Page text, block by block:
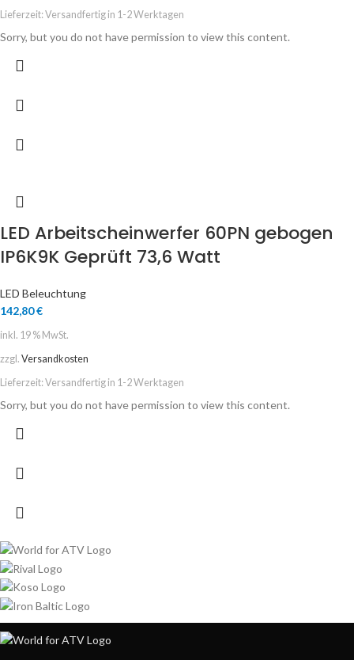
Lieferzeit: Versandfertig in 1-2 Werktagen
Sorry, but you do not have permission to view this content.
LED Arbeitscheinwerfer 60PN gebogen
IP6K9K Geprüft 73,6 Watt
LED Beleuchtung
142,80€
inkl. 19 % MwSt.
zzgl. Versandkosten
Lieferzeit: Versandfertig in 1-2 Werktagen
Sorry, but you do not have permission to view this content.